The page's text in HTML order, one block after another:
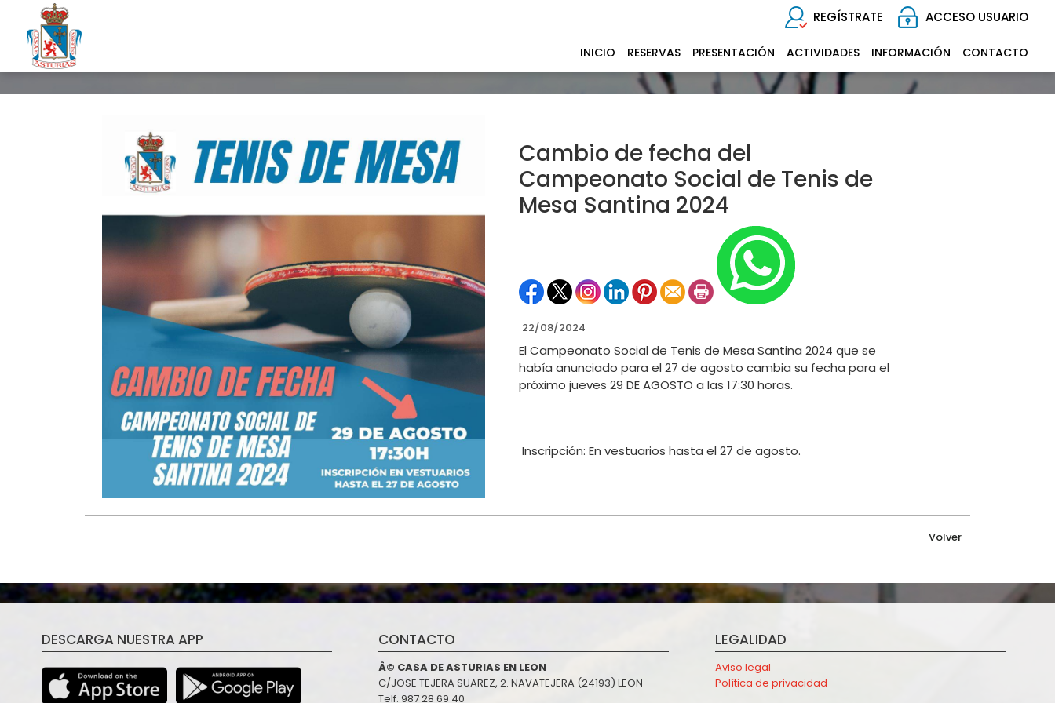
REGÍSTRATE ACCESO USUARIO
INICIO RESERVAS PRESENTACIÓN ACTIVIDADES INFORMACIÓN CONTACTO
Cambio de fecha del
Campeonato Social de Tenis de
Mesa Santina 2024
22/08/2024
El Campeonato Social de Tenis de Mesa Santina 2024 que se
había anunciado para el 27 de agosto cambia su fecha para el
próximo jueves 29 DE AGOSTO a las 17:30 horas.
Inscripción: En vestuarios hasta el 27 de agosto.
Volver
DESCARGA NUESTRA APP CONTACTO
Â© CASA DE ASTURIAS EN LEON
C/JOSE TEJERA SUAREZ, 2. NAVATEJERA (24193) LEON
Telf. 987 28 69 40
LEGALIDAD
Aviso legal
Política de privacidad